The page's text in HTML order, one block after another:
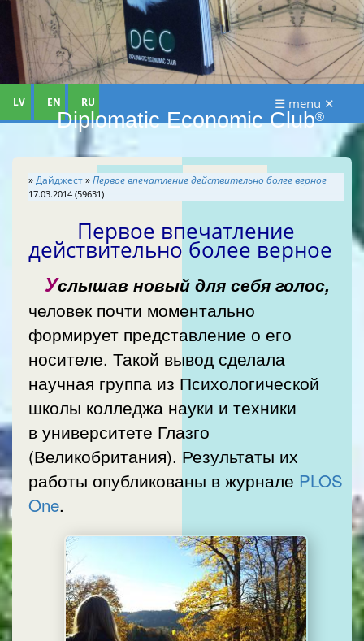
Diplomatic Economic Club®
LV EN RU ☰ menu ✕
»Дайджест»Первое впечатление действительно более верное
17.03.2014 (59631)
Первое впечатление
действительно более верное
Услышав новый для себя голос,
человек почти моментально
формирует представление о его
носителе. Такой вывод сделала
научная группа из Психологической
школы колледжа науки и техники
в университете Глазго
(Великобритания). Результаты их
работы опубликованы в журнале PLOS
One.